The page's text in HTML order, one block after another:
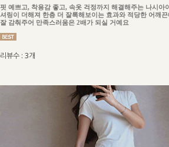
핏 예쁘고, 착용감 좋고, 속옷 걱정까지 해결해주는 나시아
셔링이 더해져 한층 더 잘록해보이는 효과와 적당한 어깨
잘 감춰주어 만족스러움은 2배가 되실 거예요
리뷰수 : 3개